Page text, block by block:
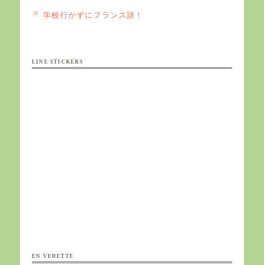
学校行かずにフランス語！
LINE STICKERS
EN VEDETTE